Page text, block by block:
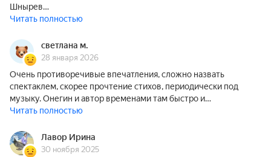
Шнырев…
Читать полностью
светлана м.
28 января 2026
Очень противоречивые впечатления, сложно назвать
спектаклем, скорее прочтение стихов, периодически под
музыку. Онегин и автор временами там быстро и…
Читать полностью
Лавор Ирина
30 ноября 2025